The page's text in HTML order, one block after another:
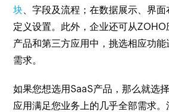
块、字段及流程；在数据展示、界
定义设置。此外，企业还可从
产品和第三方应用中，挑选相应功
需求。
如果您想选用SaaS产品，那么就选
应用满足您业务上的几乎全部需求